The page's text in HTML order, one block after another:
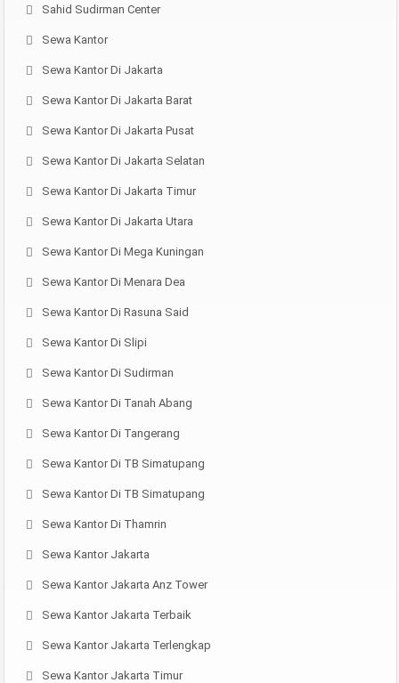
Sahid Sudirman Center
Sewa Kantor
Sewa Kantor Di Jakarta
Sewa Kantor Di Jakarta Barat
Sewa Kantor Di Jakarta Pusat
Sewa Kantor Di Jakarta Selatan
Sewa Kantor Di Jakarta Timur
Sewa Kantor Di Jakarta Utara
Sewa Kantor Di Mega Kuningan
Sewa Kantor Di Menara Dea
Sewa Kantor Di Rasuna Said
Sewa Kantor Di Slipi
Sewa Kantor Di Sudirman
Sewa Kantor Di Tanah Abang
Sewa Kantor Di Tangerang
Sewa Kantor Di TB Simatupang
Sewa Kantor Di TB Simatupang
Sewa Kantor Di Thamrin
Sewa Kantor Jakarta
Sewa Kantor Jakarta Anz Tower
Sewa Kantor Jakarta Terbaik
Sewa Kantor Jakarta Terlengkap
Sewa Kantor Jakarta Timur